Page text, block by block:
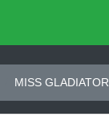
MISS GLADIATOR